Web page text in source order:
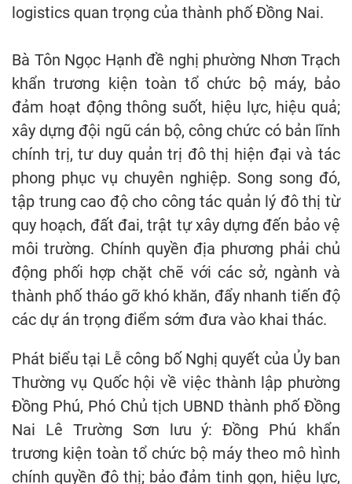
logistics quan trọng của thành phố Đồng Nai.
Bà Tôn Ngọc Hạnh đề nghị phường Nhơn Trạch
khẩn trương kiện toàn tổ chức bộ máy, bảo
đảm hoạt động thông suốt, hiệu lực, hiệu quả;
xây dựng đội ngũ cán bộ, công chức có bản lĩnh
chính trị, tư duy quản trị đô thị hiện đại và tác
phong phục vụ chuyên nghiệp. Song song đó,
tập trung cao độ cho công tác quản lý đô thị từ
quy hoạch, đất đai, trật tự xây dựng đến bảo vệ
môi trường. Chính quyền địa phương phải chủ
động phối hợp chặt chẽ với các sở, ngành và
thành phố tháo gỡ khó khăn, đẩy nhanh tiến độ
các dự án trọng điểm sớm đưa vào khai thác.
Phát biểu tại Lễ công bố Nghị quyết của Ủy ban
Thường vụ Quốc hội về việc thành lập phường
Đồng Phú, Phó Chủ tịch UBND thành phố Đồng
Nai Lê Trường Sơn lưu ý: Đồng Phú khẩn
trương kiện toàn tổ chức bộ máy theo mô hình
chính quyền đô thị; bảo đảm tinh gọn, hiệu lực,